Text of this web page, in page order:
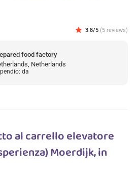
star 3.8/5 (5 reviews)
food factory
Netherlands
da
al carrello elevatore
Moerdijk, in